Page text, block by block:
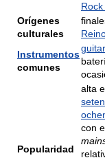
Orígenes
culturales
Instrumentos
comunes
Popularidad
alta
con